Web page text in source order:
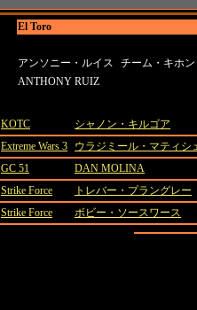
El Toro
アンソニー・ルイス
チーム・キホン
ANTHONY RUIZ
KOTC
シャノン・キルゴア
Extreme Wars 3
ウラジミール・マティシ
GC 51
DAN MOLINA
Strike Force
トレバー・プラングレー
Strike Force ボビー・ソースワース